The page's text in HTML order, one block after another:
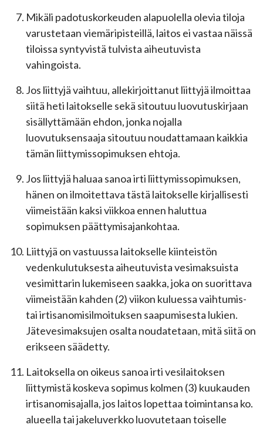
Mikäli padotuskorkeuden alapuolella olevia tiloja
varustetaan viemäripisteillä, laitos ei vastaa näissä
tiloissa syntyvistä tulvista aiheutuvista
vahingoista.
Jos liittyjä vaihtuu, allekirjoittanut liittyjä ilmoittaa
siitä heti laitokselle sekä sitoutuu luovutuskirjaan
sisällyttämään ehdon, jonka nojalla
luovutuksensaaja sitoutuu noudattamaan kaikkia
tämän liittymissopimuksen ehtoja.
Jos liittyjä haluaa sanoa irti liittymissopimuksen,
hänen on ilmoitettava tästä laitokselle kirjallisesti
viimeistään kaksi viikkoa ennen haluttua
sopimuksen päättymisajankohtaa.
Liittyjä on vastuussa laitokselle kiinteistön
vedenkulutuksesta aiheutuvista vesimaksuista
vesimittarin lukemiseen saakka, joka on suorittava
viimeistään kahden (2) viikon kuluessa vaihtumis-
tai irtisanomisilmoituksen saapumisesta lukien.
Jätevesimaksujen osalta noudatetaan, mitä siitä on
erikseen säädetty.
Laitoksella on oikeus sanoa irti vesilaitoksen
liittymistä koskeva sopimus kolmen (3) kuukauden
irtisanomisajalla, jos laitos lopettaa toimintansa ko.
alueella tai jakeluverkko luovutetaan toiselle